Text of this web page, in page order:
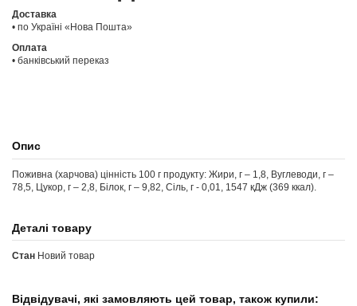
Доставка
• по Україні «Нова Пошта»
Оплата
• банківський переказ
Опис
Поживна (харчова) цінність 100 г продукту: Жири, г – 1,8, Вуглеводи, г –
78,5, Цукор, г – 2,8, Білок, г – 9,82, Сіль, г - 0,01, 1547 кДж (369 ккал).
Деталі товару
Стан Новий товар
Відвідувачі, які замовляють цей товар, також купили: